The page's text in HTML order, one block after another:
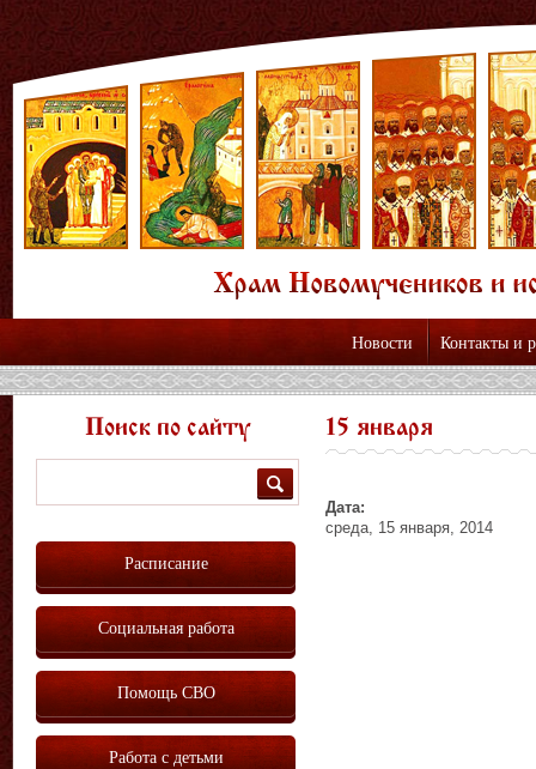
Новости Контакты и
15 января
Дата:
среда, 15 января, 2014
Поиск по сайту
Расписание
Социальная работа
Помощь СВО
Работа с детьми